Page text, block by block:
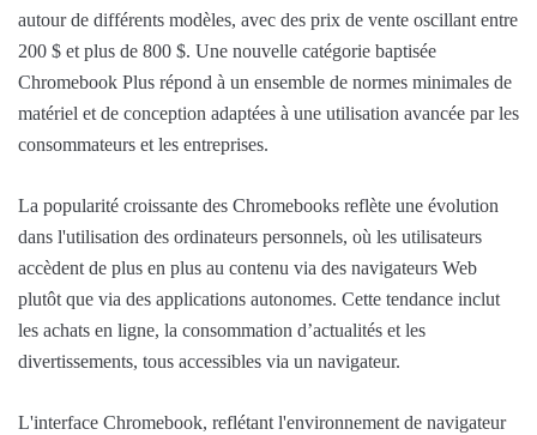
autour de différents modèles, avec des prix de vente oscillant entre
200 $ et plus de 800 $. Une nouvelle catégorie baptisée
Chromebook Plus répond à un ensemble de normes minimales de
matériel et de conception adaptées à une utilisation avancée par les
consommateurs et les entreprises.
La popularité croissante des Chromebooks reflète une évolution
dans l'utilisation des ordinateurs personnels, où les utilisateurs
accèdent de plus en plus au contenu via des navigateurs Web
plutôt que via des applications autonomes. Cette tendance inclut
les achats en ligne, la consommation d’actualités et les
divertissements, tous accessibles via un navigateur.
L'interface Chromebook, reflétant l'environnement de navigateur